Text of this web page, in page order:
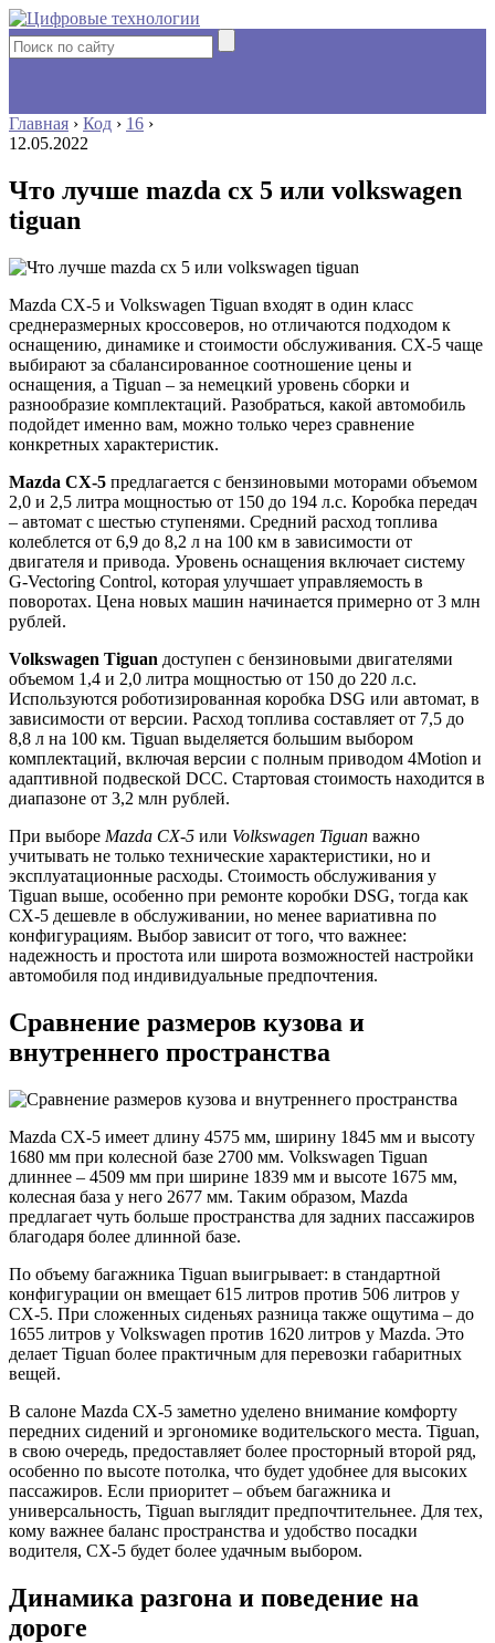
Главная › Код › 16 ›
12.05.2022
Что лучше mazda cx 5 или volkswagen
tiguan
Mazda CX-5 и Volkswagen Tiguan входят в один класс
среднеразмерных кроссоверов, но отличаются подходом к
оснащению, динамике и стоимости обслуживания. CX-5 чаще
выбирают за сбалансированное соотношение цены и
оснащения, а Tiguan – за немецкий уровень сборки и
разнообразие комплектаций. Разобраться, какой автомобиль
подойдет именно вам, можно только через сравнение
конкретных характеристик.
Mazda CX-5 предлагается с бензиновыми моторами объемом
2,0 и 2,5 литра мощностью от 150 до 194 л.с. Коробка передач
– автомат с шестью ступенями. Средний расход топлива
колеблется от 6,9 до 8,2 л на 100 км в зависимости от
двигателя и привода. Уровень оснащения включает систему
G-Vectoring Control, которая улучшает управляемость в
поворотах. Цена новых машин начинается примерно от 3 млн
рублей.
Volkswagen Tiguan доступен с бензиновыми двигателями
объемом 1,4 и 2,0 литра мощностью от 150 до 220 л.с.
Используются роботизированная коробка DSG или автомат, в
зависимости от версии. Расход топлива составляет от 7,5 до
8,8 л на 100 км. Tiguan выделяется большим выбором
комплектаций, включая версии с полным приводом 4Motion и
адаптивной подвеской DCC. Стартовая стоимость находится в
диапазоне от 3,2 млн рублей.
При выборе Mazda CX-5 или Volkswagen Tiguan важно
учитывать не только технические характеристики, но и
эксплуатационные расходы. Стоимость обслуживания у
Tiguan выше, особенно при ремонте коробки DSG, тогда как
CX-5 дешевле в обслуживании, но менее вариативна по
конфигурациям. Выбор зависит от того, что важнее:
надежность и простота или широта возможностей настройки
автомобиля под индивидуальные предпочтения.
Сравнение размеров кузова и
внутреннего пространства
Mazda CX-5 имеет длину 4575 мм, ширину 1845 мм и высоту
1680 мм при колесной базе 2700 мм. Volkswagen Tiguan
длиннее – 4509 мм при ширине 1839 мм и высоте 1675 мм,
колесная база у него 2677 мм. Таким образом, Mazda
предлагает чуть больше пространства для задних пассажиров
благодаря более длинной базе.
По объему багажника Tiguan выигрывает: в стандартной
конфигурации он вмещает 615 литров против 506 литров у
CX-5. При сложенных сиденьях разница также ощутима – до
1655 литров у Volkswagen против 1620 литров у Mazda. Это
делает Tiguan более практичным для перевозки габаритных
вещей.
В салоне Mazda CX-5 заметно уделено внимание комфорту
передних сидений и эргономике водительского места. Tiguan,
в свою очередь, предоставляет более просторный второй ряд,
особенно по высоте потолка, что будет удобнее для высоких
пассажиров. Если приоритет – объем багажника и
универсальность, Tiguan выглядит предпочтительнее. Для тех,
кому важнее баланс пространства и удобство посадки
водителя, CX-5 будет более удачным выбором.
Динамика разгона и поведение на
дороге